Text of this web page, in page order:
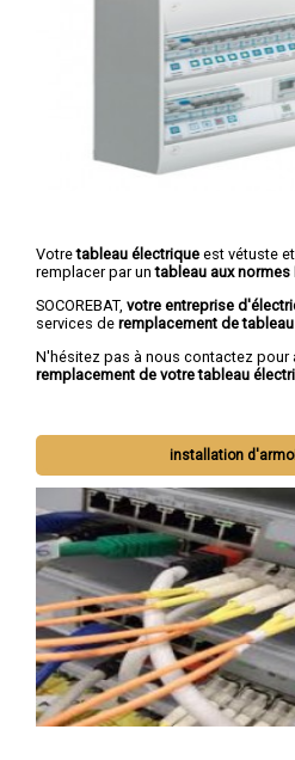
Votretableau électrique est vétuste
remplacer par untableau aux normes
SOCOREBAT, votre entreprise
services de remplacement de
N'hésitez pas à nous contactez pour
remplacement de votre tableau
installation